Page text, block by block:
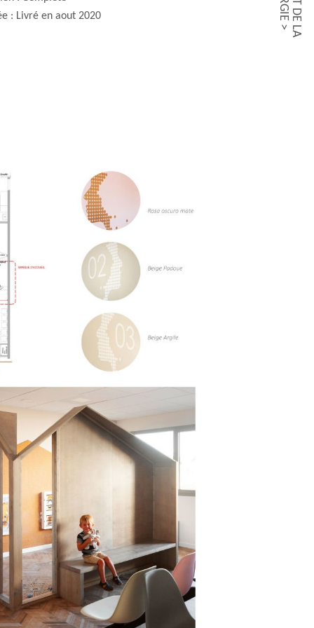
: Livré en aout 2020